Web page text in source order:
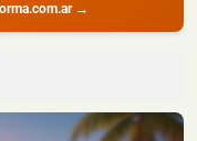
demorados durante
→